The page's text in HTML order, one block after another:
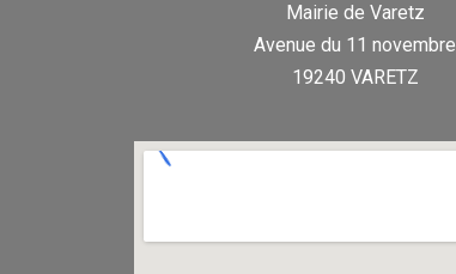
Mairie de Varetz
Avenue du 11 novembre
19240 VARETZ